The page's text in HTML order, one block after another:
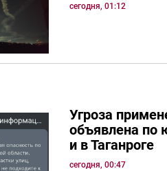
сегодня, 01:12
Угроза
объявлена по
и в Таганроге
сегодня, 00:47